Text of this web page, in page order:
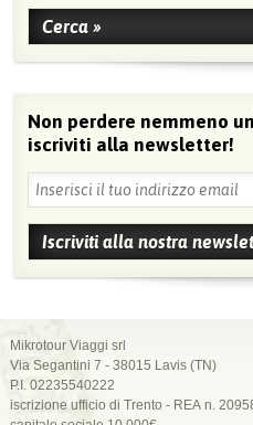
Non perdere nemmeno
iscriviti alla newsletter!
Mikrotour Viaggi srl
Via Segantini 7 - 38015 Lavis (TN)
P.I. 02235540222
iscrizione ufficio di Trento - REA n.